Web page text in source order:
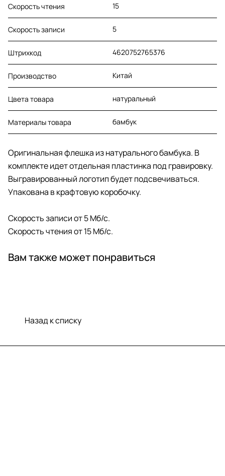
Скорость чтения 15
Скорость записи 5
Штрихкод 4620752765376
Производство Китай
Цвета товара натуральный
Материалы товара бамбук
Оригинальная флешка из натурального бамбука. В
комплекте идет отдельная пластинка под гравировку.
Выгравированный логотип будет подсвечиваться.
Упакована в крафтовую коробочку.
Скорость записи от 5 Мб/с.
Скорость чтения от 15 Мб/с.
Вам также может понравиться
Назад к списку